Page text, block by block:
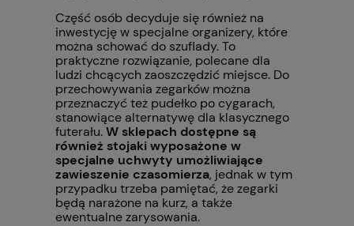
Część osób decyduje się również na
inwestycję w specjalne organizery, które
można schować do szuflady. To
praktyczne rozwiązanie, polecane dla
ludzi chcących zaoszczędzić miejsce. Do
przechowywania zegarków można
przeznaczyć też pudełko po cygarach,
stanowiące alternatywę dla klasycznego
futerału.W sklepach dostępne są
również stojaki wyposażone w
specjalne uchwyty umożliwiające
zawieszenie czasomierza, jednak w tym
przypadku trzeba pamiętać, że zegarki
będą narażone na kurz, a także
ewentualne zarysowania.